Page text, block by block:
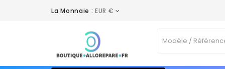
La Monnaie : EUR €